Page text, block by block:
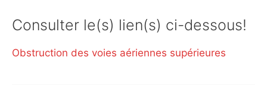
Consulter le(s) lien(s) ci-dessous!
Obstruction des voies aériennes supérieures